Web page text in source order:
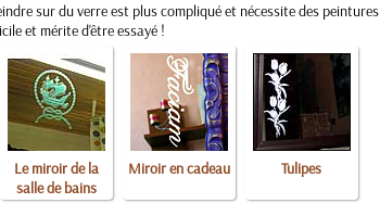
sur du verre est plus compliqué et nécessite des peintures
et mérite d'être essayé !
Le miroir de la
salle de bains
Miroir en cadeau Tulipes